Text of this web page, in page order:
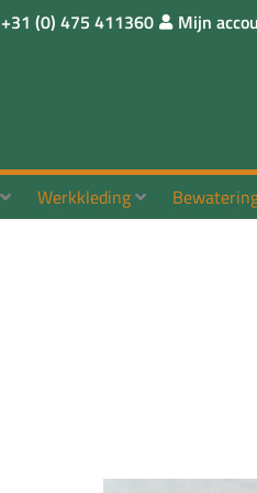
+31 (0) 475 411360 Mijn
Werkkleding